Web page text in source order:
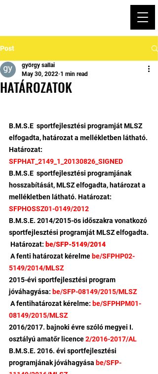
Post
HATÁROZATOK
györgy sallai
May 30, 2022 1 min read
B.M.S.E  sportfejlesztési programját MLSZ
elfogadta, határozat a mellékletben látható.
Határozat:
SFPHAT_2149_1_20130826_SIGNED
B.M.S.E  sportfejlesztési programjának
hosszabítását, MLSZ elfogadta, határozat a
mellékletben látható. Határozat:
SFPHOSSZ01-0149/2012
B.M.S.E. 2014/2015-ös időszakra vonatkozó
sportfejlesztési programját MLSZ elfogadta.
Határozat: be/SFP-5149/2014
A fenti határozat kérelme be/SFPHP02-
5149/2014/MLSZ
2015-évi sportfejlesztési program
jóváhagyása: be/SFP-08149/2015/MLSZ
A fentihatározat kérelme: be/SFPHPM01-
08149/2015/MLSZ
2016/2017. bajnoki évre szóló megyei I.
osztályú amatőr licence 2/2016-2017/AL
B.M.S.E. 2016. évi sportfejlesztési
programjának jóváhagyása be/SFP-